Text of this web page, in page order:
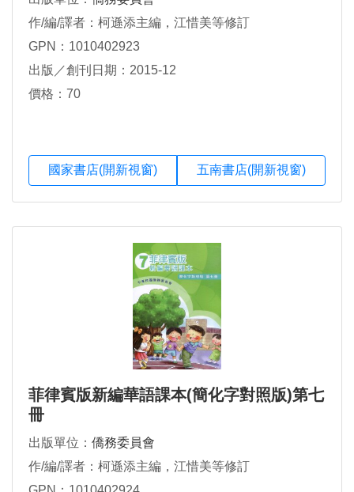
作/編/譯者：柯遜添主編，江惜美等修訂
GPN：1010402923
出版／創刊日期：2015-12
價格：70
國家書店(開新視窗) 五南書店(開新視窗)
菲律賓版新編華語課本(簡化字對照版)第七
冊
出版單位： 僑務委員會
作/編/譯者：柯遜添主編，江惜美等修訂